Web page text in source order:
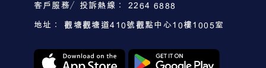
客戶服務／投訴熱線： 2264 6888
地址： 觀塘觀塘道410號觀點中心10樓1005室